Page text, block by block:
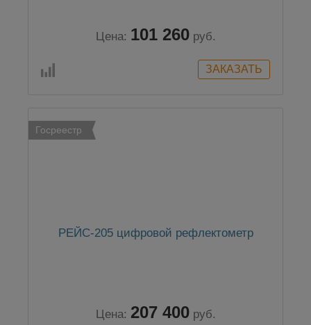
Цена: 101 260 руб.
Госреестр
РЕЙС-205 цифровой рефлектометр
Цена: 207 400 руб.